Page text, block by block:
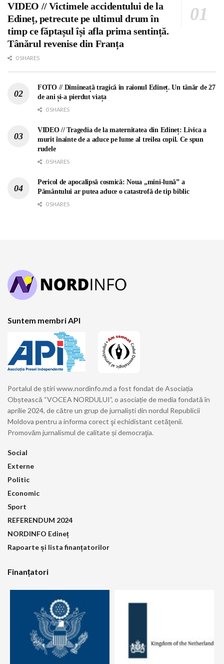
VIDEO // Victimele accidentului de la
Edineț, petrecute pe ultimul drum în
timp ce făptașul își afla prima sentință.
Tânărul revenise din Franța
0 SHARES
FOTO // Dimineață tragică în raionul Edineț. Un tânăr de 27
de ani și-a pierdut viața
0 SHARES
VIDEO // Tragedia de la maternitatea din Edineț: Livica a
murit înainte de a aduce pe lume al treilea copil. Ce spun
rudele
0 SHARES
Pericol de apocalipsă cosmică: Noua „mini-lună” a
Pământului ar putea aduce o catastrofă de tip biblic
0 SHARES
Suntem membri API
Portalul de știri www.nordinfo.md a fost fondat de Asociația
Obștească “VOCEA NORDULUI”, o asociație de media fondată în
aprilie 2024, de către un grup de jurnaliști din nordul Republicii
Moldova pentru a informa corect şi echidistant cetăţenii.
Promovăm jurnalismul de calitate și democraţia.
Social
Externe
Politic
Economic
Sport
REFERENDUM 2024
NORDINFO Edineț
Rapoarte și lista finanțatorilor
Finanțatori